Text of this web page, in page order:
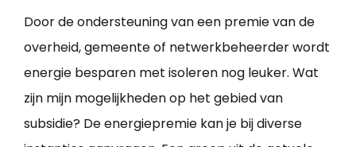
Door de ondersteuning van een premie van de
overheid, gemeente of netwerkbeheerder wordt
energie besparen met isoleren nog leuker. Wat
zijn mijn mogelijkheden op het gebied van
subsidie? De energiepremie kan je bij diverse